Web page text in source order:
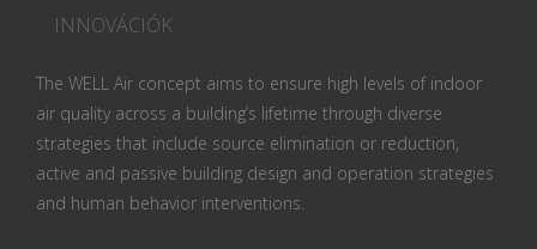
INNOVÁCIÓK
The WELL Air concept aims to ensure high levels of indoor
air quality across a building’s lifetime through diverse
strategies that include source elimination or reduction,
active and passive building design and operation strategies
and human behavior interventions.